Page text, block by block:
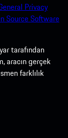
Privacy
Source Software
tarafından
aracın gerçek
farklılık